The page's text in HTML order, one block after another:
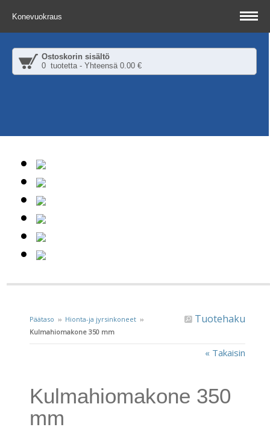
Konevuokraus
Ostoskorin sisältö
0 tuotetta - Yhteensä 0.00 €
Tuotehaku
Päätaso ›› Hionta-ja jyrsinkoneet ››
Kulmahiomakone 350 mm
« Takaisin
Kulmahiomakone 350
mm